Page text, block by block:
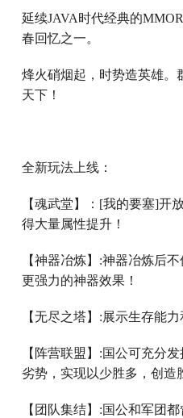
延续JAVA时代经典的
春回忆之一。
烽火硝烟起，时势造英雄。
天下！
全新玩法上线：
【魂武堂】： [我的要塞]开
得大量属性提升！
【神器冶炼】 :神器冶炼后
更强力的神器效果！
【无尽之塔】 :展示生存能力
【阵营联盟】 :国公可充分
劣势，实现以少胜多，创造
【团队集结】 :国公和军团